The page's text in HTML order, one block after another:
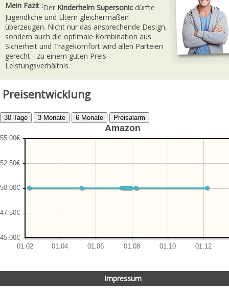
Mein Fazit :Der Kinderhelm Supersonic dürfte
Jugendliche und Eltern gleichermaßen
überzeugen. Nicht nur das ansprechende Design,
sondern auch die optimale Kombination aus
Sicherheit und Tragekomfort wird allen Parteien
gerecht - zu einem guten Preis-
Leistungsverhältnis.
Preisentwicklung
Amazon
Impressum